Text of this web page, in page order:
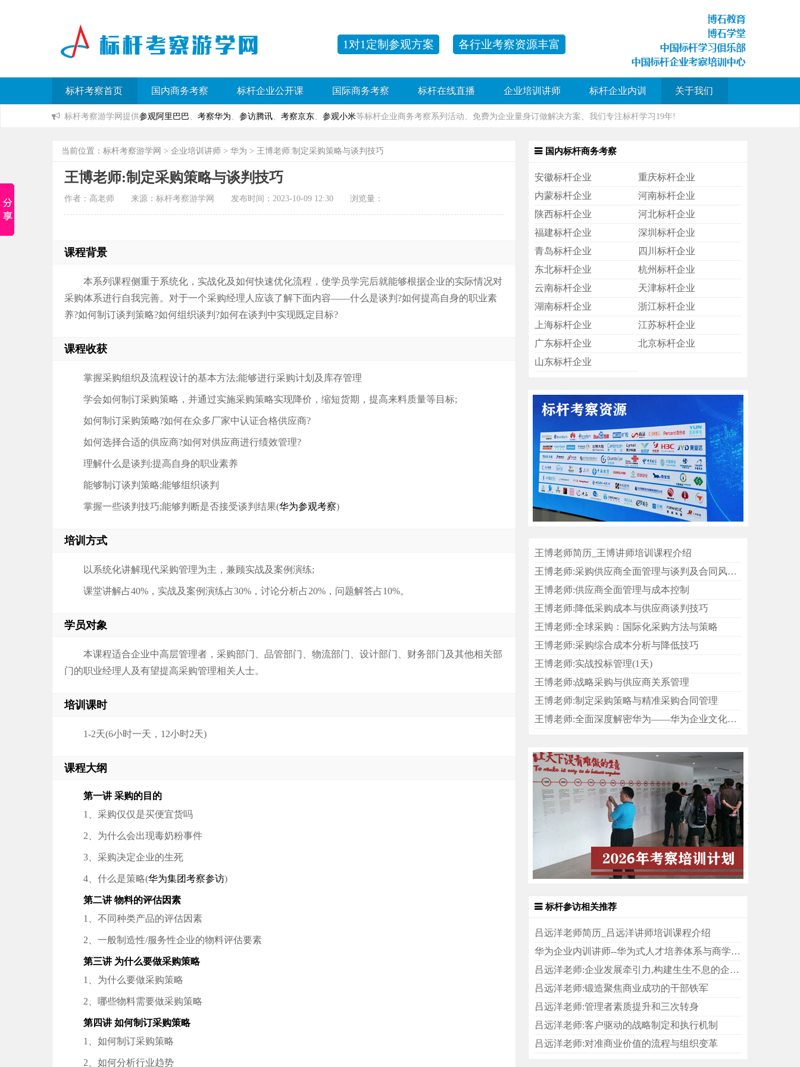
1对1定制参观方案 各行业考察资源丰富
标杆考察首页 国内商务考察 标杆企业公开课 国际商务考察 标杆在线直播 企业培训讲师 标杆企业内训 关于我们
标杆考察游学网提供参观阿里巴巴 考察华为 参访腾讯 考察京东 参观小米等标杆企业商务考察系列活动、免费为企业量身订做解决方案、我们专注标杆学习19年!
当前位置： 标杆考察游学网 > 企业培训讲师 > 华为 > 王博老师:制定采购策略与谈判技巧
王博老师:制定采购策略与谈判技巧
作者：高老师 来源：标杆考察游学网 发布时间：2023-10-09 12:30 浏览量：
课程背景
本系列课程侧重于系统化，实战化及如何快速优化流程，使学员学完后就能够根据企业的实际情况对
采购体系进行自我完善。对于一个采购经理人应该了解下面内容——什么是谈判?如何提高自身的职业素
养?如何制订谈判策略?如何组织谈判?如何在谈判中实现既定目标?
课程收获
掌握采购组织及流程设计的基本方法;能够进行采购计划及库存管理
学会如何制订采购策略，并通过实施采购策略实现降价，缩短货期，提高来料质量等目标;
如何制订采购策略?如何在众多厂家中认证合格供应商?
如何选择合适的供应商?如何对供应商进行绩效管理?
理解什么是谈判;提高自身的职业素养
能够制订谈判策略;能够组织谈判
掌握一些谈判技巧;能够判断是否接受谈判结果(华为参观考察)
培训方式
以系统化讲解现代采购管理为主，兼顾实战及案例演练;
课堂讲解占40%，实战及案例演练占30%，讨论分析占20%，问题解答占10%。
学员对象
本课程适合企业中高层管理者，采购部门、品管部门、物流部门、设计部门、财务部门及其他相关部
门的职业经理人及有望提高采购管理相关人士。
培训课时
1-2天(6小时一天，12小时2天)
课程大纲
第一讲 采购的目的
1、采购仅仅是买便宜货吗
2、为什么会出现毒奶粉事件
3、采购决定企业的生死
4、什么是策略(华为集团考察参访)
第二讲 物料的评估因素
1、不同种类产品的评估因素
2、一般制造性/服务性企业的物料评估要素
第三讲 为什么要做采购策略
1、为什么要做采购策略
2、哪些物料需要做采购策略
第四讲 如何制订采购策略
1、如何制订采购策略
2、如何分析行业趋势
国内标杆商务考察
安徽标杆企业
重庆标杆企业
内蒙标杆企业
河南标杆企业
陕西标杆企业
河北标杆企业
福建标杆企业
深圳标杆企业
青岛标杆企业
四川标杆企业
东北标杆企业
杭州标杆企业
云南标杆企业
天津标杆企业
湖南标杆企业
浙江标杆企业
上海标杆企业
江苏标杆企业
广东标杆企业
北京标杆企业
山东标杆企业
王博老师简历_王博讲师培训课程介绍
王博老师:采购供应商全面管理与谈判及合同风险控制
王博老师:供应商全面管理与成本控制
王博老师:降低采购成本与供应商谈判技巧
王博老师:全球采购：国际化采购方法与策略
王博老师:采购综合成本分析与降低技巧
王博老师:实战投标管理(1天)
王博老师:战略采购与供应商关系管理
王博老师:制定采购策略与精准采购合同管理
王博老师:全面深度解密华为——华为企业文化与成功之道
标杆参访相关推荐
吕远洋老师简历_吕远洋讲师培训课程介绍
华为企业内训讲师--华为式人才培养体系与商学院建设
吕远洋老师:企业发展牵引力,构建生生不息的企业文化落地机制
吕远洋老师:锻造聚焦商业成功的干部铁军
吕远洋老师:管理者素质提升和三次转身
吕远洋老师:客户驱动的战略制定和执行机制
吕远洋老师:对准商业价值的流程与组织变革